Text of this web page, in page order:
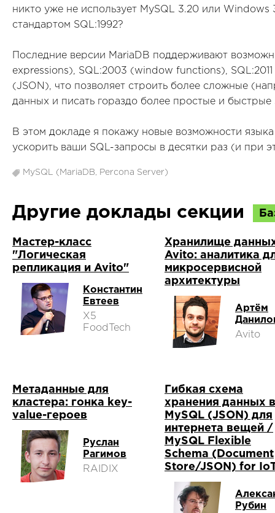
никто уже не использует MySQL 3.20 или Windows
стандартом SQL:1992?
Последние версии MariaDB поддерживают
expressions), SQL:2003 (window functions),
(JSON), что позволяет строить более сложные
данных и писать гораздо более простые и быстрые
В этом докладе я покажу новые возможности
ускорить ваши SQL-запросы в десятки раз (и при
MySQL (MariaDB, Percona Server)
Другие доклады секции
Мастер-класс
"Логическая
репликация и Avito"
Константин
Евтеев
X5
FoodTech
Хранилище
Avito: аналитика
микросервисной
архитектуры
Артём
Avito
Метаданные для
кластера: гонка key-
value-героев
Руслан
Рагимов
RAIDIX
Гибкая схема
хранения данных в
MySQL (JSON) для
интернета вещей /
MySQL Flexible
Schema (Document
Store/JSON) for
Рубин